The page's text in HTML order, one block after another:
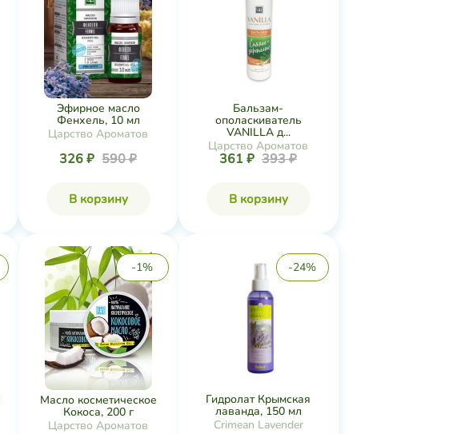
Эфирное масло
Фенхель, 10 мл
Царство Ароматов
326 ₽ 590 ₽
В корзину
Бальзам-
ополаскиватель
VANILLA д...
Царство Ароматов
361 ₽ 393 ₽
В корзину
-1%
Масло косметическое
Кокоса, 200 г
Царство Ароматов
-24%
Гидролат Крымская
лаванда, 150 мл
Crimean Lavender